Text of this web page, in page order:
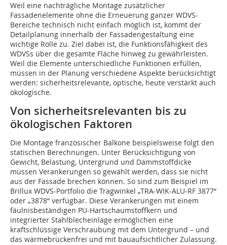
Weil eine nachträgliche Montage zusätzlicher
Fassadenelemente ohne die Erneuerung ganzer WDVS-
Bereiche technisch nicht einfach möglich ist, kommt der
Detailplanung innerhalb der Fassadengestaltung eine
wichtige Rolle zu. Ziel dabei ist, die Funktionsfähigkeit des
WDVSs über die gesamte Fläche hinweg zu gewährleisten.
Weil die Elemente unterschiedliche Funktionen erfüllen,
müssen in der Planung verschiedene Aspekte berücksichtigt
werden: sicherheitsrelevante, optische, heute verstärkt auch
ökologische.
Von sicherheitsrelevanten bis zu
ökologischen Faktoren
Die Montage französischer Balkone beispielsweise folgt den
statischen Berechnungen. Unter Berücksichtigung von
Gewicht, Belastung, Untergrund und Dämmstoffdicke
müssen Verankerungen so gewählt werden, dass sie nicht
aus der Fassade brechen können. So sind zum Beispiel im
Brillux WDVS-Portfolio die Tragwinkel „TRA-WIK-ALU-RF 3877“
oder „3878“ verfügbar. Diese Verankerungen mit einem
fäulnisbeständigen PU-Hartschaumstoffkern und
integrierter Stahlblecheinlage ermöglichen eine
kraftschlüssige Verschraubung mit dem Untergrund – und
das wärmebrückenfrei und mit bauaufsichtlicher Zulassung.